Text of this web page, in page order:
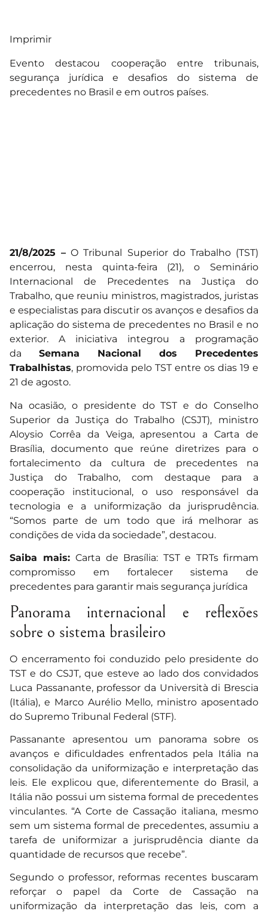
Imprimir
Evento destacou cooperação entre tribunais,
segurança jurídica e desafios do sistema de
precedentes no Brasil e em outros países.
21/8/2025 – O Tribunal Superior do Trabalho (TST)
encerrou, nesta quinta-feira (21), o Seminário
Internacional de Precedentes na Justiça do
Trabalho, que reuniu ministros, magistrados, juristas
e especialistas para discutir os avanços e desafios da
aplicação do sistema de precedentes no Brasil e no
exterior. A iniciativa integrou a programação
da Semana Nacional dos Precedentes
Trabalhistas, promovida pelo TST entre os dias 19 e
21 de agosto.
Na ocasião, o presidente do TST e do Conselho
Superior da Justiça do Trabalho (CSJT), ministro
Aloysio Corrêa da Veiga, apresentou a Carta de
Brasília, documento que reúne diretrizes para o
fortalecimento da cultura de precedentes na
Justiça do Trabalho, com destaque para a
cooperação institucional, o uso responsável da
tecnologia e a uniformização da jurisprudência.
“Somos parte de um todo que irá melhorar as
condições de vida da sociedade”, destacou.
Saiba mais: Carta de Brasília: TST e TRTs firmam
compromisso em fortalecer sistema de
precedentes para garantir mais segurança jurídica
Panorama internacional e reflexões
sobre o sistema brasileiro
O encerramento foi conduzido pelo presidente do
TST e do CSJT, que esteve ao lado dos convidados
Luca Passanante, professor da Università di Brescia
(Itália), e Marco Aurélio Mello, ministro aposentado
do Supremo Tribunal Federal (STF).
Passanante apresentou um panorama sobre os
avanços e dificuldades enfrentados pela Itália na
consolidação da uniformização e interpretação das
leis. Ele explicou que, diferentemente do Brasil, a
Itália não possui um sistema formal de precedentes
vinculantes. “A Corte de Cassação italiana, mesmo
sem um sistema formal de precedentes, assumiu a
tarefa de uniformizar a jurisprudência diante da
quantidade de recursos que recebe”.
Segundo o professor, reformas recentes buscaram
reforçar o papel da Corte de Cassação na
uniformização da interpretação das leis, com a